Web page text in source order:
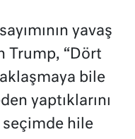
yavaş
Trump, “Dört
bile
yaptıklarını
hile